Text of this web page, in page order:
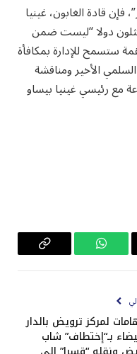
قادة الغابون، غينيا
يمثلون دولا “ليست ضمن
ستسمح للإدارة بمكافأة
الأخير ومناقشة
مع رئيسي غينيا بيساو
واتساب
Copy
لمركز ترويض بالدار
بـ“إختطاف” شاب